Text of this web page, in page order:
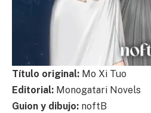
Título original: Mo Xi Tuo
Editorial: Monogatari Novels
Guion y dibujo: noftB